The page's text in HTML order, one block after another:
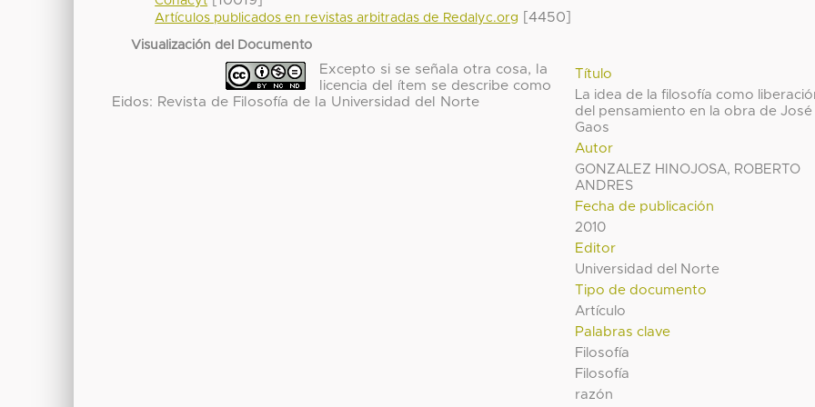
Artículos publicados en revistas arbitradas de Redalyc.org [4450]
Visualización del Documento
Título
La idea de la filosofía como
del pensamiento en la obra de José
Gaos
Autor
GONZALEZ HINOJOSA, ROBERTO
ANDRES
Fecha de publicación
2010
Editor
Universidad del Norte
Tipo de documento
Artículo
Palabras clave
Filosofía
Filosofía
razón
Excepto si se señala otra cosa, la
licencia del ítem se describe como
Eidos: Revista de Filosofía de la Universidad del Norte